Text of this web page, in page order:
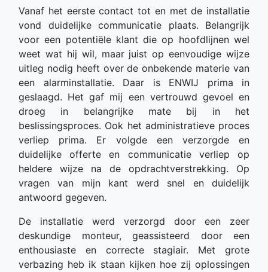
Vanaf het eerste contact tot en met de installatie
vond duidelijke communicatie plaats. Belangrijk
voor een potentiële klant die op hoofdlijnen wel
weet wat hij wil, maar juist op eenvoudige wijze
uitleg nodig heeft over de onbekende materie van
een alarminstallatie. Daar is ENWIJ prima in
geslaagd. Het gaf mij een vertrouwd gevoel en
droeg in belangrijke mate bij in het
beslissingsproces. Ook het administratieve proces
verliep prima. Er volgde een verzorgde en
duidelijke offerte en communicatie verliep op
heldere wijze na de opdrachtverstrekking. Op
vragen van mijn kant werd snel en duidelijk
antwoord gegeven.
De installatie werd verzorgd door een zeer
deskundige monteur, geassisteerd door een
enthousiaste en correcte stagiair. Met grote
verbazing heb ik staan kijken hoe zij oplossingen